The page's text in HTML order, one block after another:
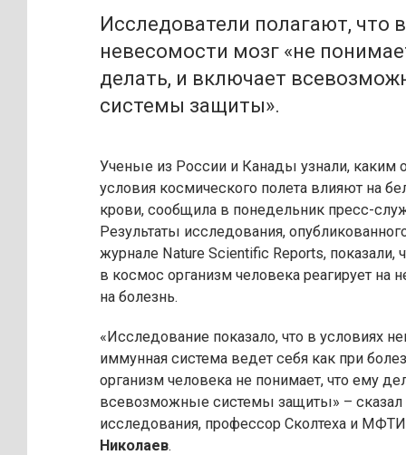
Исследователи полагают, что
невесомости мозг «не
делать, и включает
системы защиты».
Ученые из России и Канады узнали, каким
условия космического полета влияют на
крови, сообщила в понедельник пресс-
Результаты исследования,
журнале Nature Scientific Reports, показали,
в космос организм человека реагирует на
на болезнь.
«Исследование показало, что в условиях
иммунная система ведет себя как при
организм человека не понимает, что ему
всевозможные системы защиты» –
исследования, профессор Сколтеха и
Николаев.